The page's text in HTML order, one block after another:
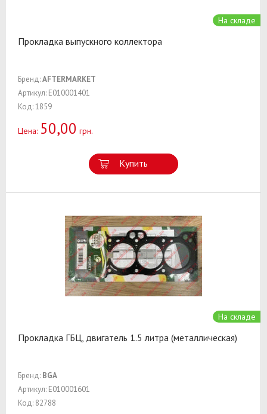
На складе
Прокладка выпускного коллектора
Бренд:AFTERMARKET
Артикул: E010001401
Код: 1859
Цена: 50,00 грн.
Купить
На складе
Прокладка ГБЦ, двигатель 1.5 литра (металлическая)
Бренд: BGA
Артикул: E010001601
Код: 82788